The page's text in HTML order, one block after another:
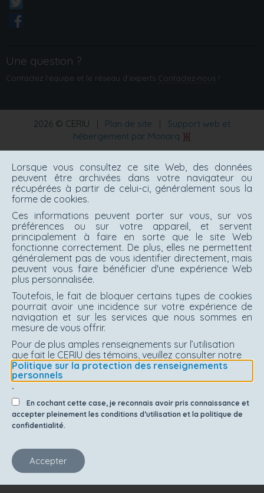
Une question ?
Contactez l'équipe et le réseau d’experts Contactez‑nous !
2026 © CERIU | Plan de site |
Support web et
hébergement par Monarq
Lorsque vous consultez ce site Web, des données
peuvent être archivées dans votre navigateur ou
récupérées à partir de celui-ci, généralement sous la
forme de cookies.
Ces informations peuvent porter sur vous, sur vos
préférences ou sur votre appareil, et servent
principalement à faire en sorte que le site Web
fonctionne correctement. De plus, elles ne permettent
généralement pas de vous identifier directement, mais
peuvent vous faire bénéficier d'une expérience Web
plus personnalisée.
Toutefois, le fait de bloquer certains types de cookies
pourrait avoir une incidence sur votre expérience de
navigation et sur les services que nous sommes en
mesure de vous offrir.
Pour de plus amples renseignements sur l’utilisation
que fait le CERIU des témoins, veuillez consulter notre
Politique sur la protection des renseignements
personnels
.
En cochant cette case, je reconnais avoir pris connaissance et
accepter pleinement les conditions d’utilisation et la politique de
confidentialité.
Accepter